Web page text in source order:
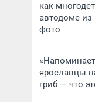
как
автодоме
фото
ярославцы
гриб — что